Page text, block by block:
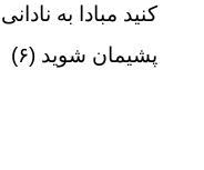
كنيد مبادا به
پشيمان شويد (۶)